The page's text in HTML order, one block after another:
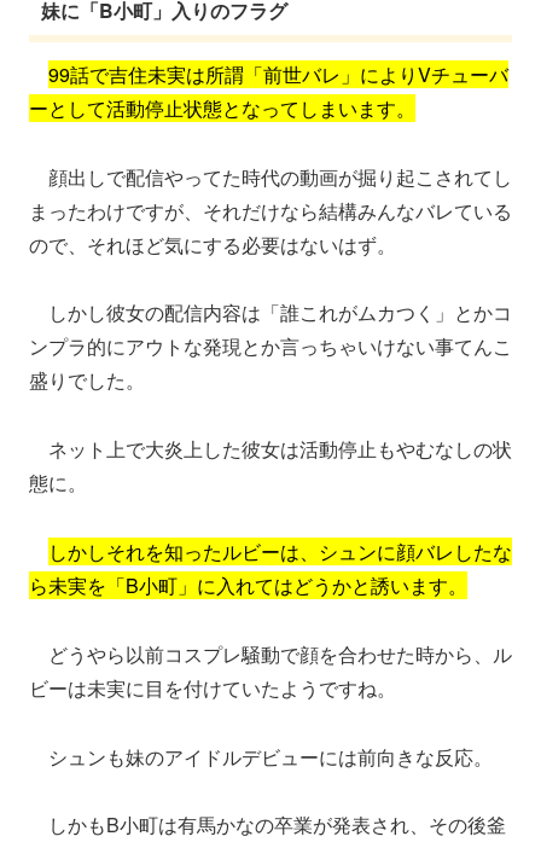
妹に「B小町」入りのフラグ
99話で吉住未実は所謂「前世バレ」によりVチューバ
ーとして活動停止状態となってしまいます。
顔出しで配信やってた時代の動画が掘り起こされてし
まったわけですが、それだけなら結構みんなバレている
ので、それほど気にする必要はないはず。
しかし彼女の配信内容は「誰これがムカつく」とかコ
ンプラ的にアウトな発現とか言っちゃいけない事てんこ
盛りでした。
ネット上で大炎上した彼女は活動停止もやむなしの状
態に。
しかしそれを知ったルビーは、シュンに顔バレしたな
ら未実を「B小町」に入れてはどうかと誘います。
どうやら以前コスプレ騒動で顔を合わせた時から、ル
ビーは未実に目を付けていたようですね。
シュンも妹のアイドルデビューには前向きな反応。
しかもB小町は有馬かなの卒業が発表され、その後釜